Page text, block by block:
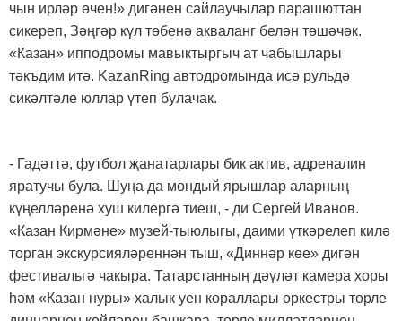
чын ирләр өчен!» дигәнен сайлаучылар парашюттан
сикереп, Зәңгәр күл төбенә акваланг белән төшәчәк.
«Казан» ипподромы мавыктыргыч ат чабышлары
тәкъдим итә. KazanRing автодромында исә рульдә
сикәлтәле юллар үтеп булачак.
- Гадәттә, футбол җанатарлары бик актив, адреналин
яратучы була. Шуңа да мондый ярышлар аларның
күңелләренә хуш килергә тиеш, - ди Сергей Иванов.
«Казан Кирмәне» музей-тыюлыгы, даими үткәрелеп килә
торган экскурсияләреннән тыш, «Диннәр көе» дигән
фестивальгә чакыра. Татарстанның дәүләт камера хоры
һәм «Казан нуры» халык уен кораллары оркестры төрле